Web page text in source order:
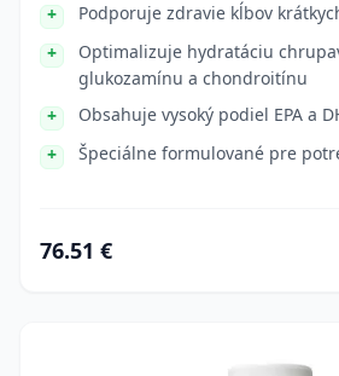
Podporuje zdravie kĺbov
Optimalizuje hydratáciu
glukozamínu a chondroitínu
Obsahuje vysoký podiel EPA a
Špeciálne formulované pre
76.51 €